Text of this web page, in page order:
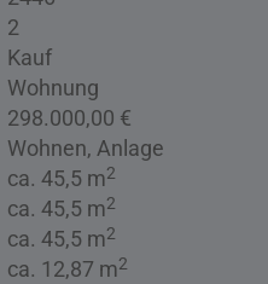
2
Kauf
Wohnung
298.000,00 €
Wohnen Anlage
ca. 45,5 m2
ca. 45,5 m2
ca. 45,5 m2
ca. 12,87 m2